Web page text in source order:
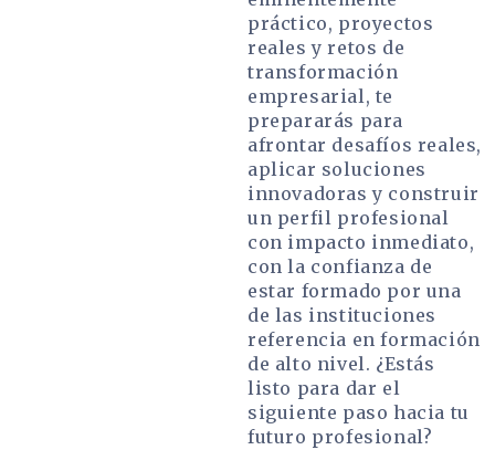
práctico, proyectos
reales y retos de
transformación
empresarial, te
prepararás para
afrontar desafíos reales,
aplicar soluciones
innovadoras y construir
un perfil profesional
con impacto inmediato,
con la confianza de
estar formado por una
de las instituciones
referencia en formación
de alto nivel. ¿Estás
listo para dar el
siguiente paso hacia tu
futuro profesional?